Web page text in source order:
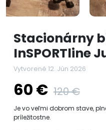
Stacionárny
InSPORTline
Vytvorené 12. Jún 2026
60 € 120 €
Je vo veľmi dobrom stave,
príležitostne.